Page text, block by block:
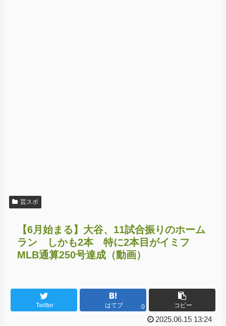
芸スポ
【6月始まる】大谷、11試合振りのホーム
ラン しかも2本 特に2本目がイミフ
MLB通算250号達成（動画）
Twitter はてブ 0 コピー
2025.06.15 13:24